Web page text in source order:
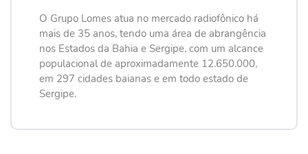
O Grupo Lomes atua no mercado radiofônico há
mais de 35 anos, tendo uma área de abrangência
nos Estados da Bahia e Sergipe, com um alcance
populacional de aproximadamente 12.650.000,
em 297 cidades baianas e em todo estado de
Sergipe.